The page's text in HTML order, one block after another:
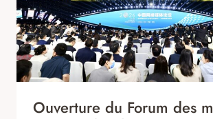
Ouverture du Forum des